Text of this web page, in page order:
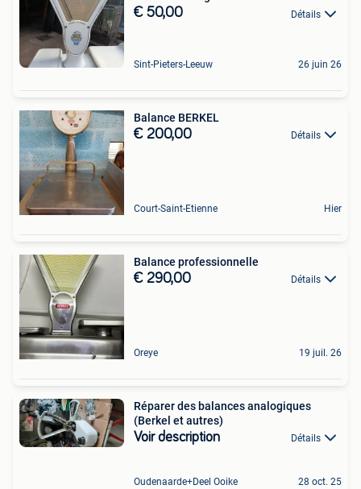
€ 50,00 Détails
Sint-Pieters-Leeuw 26 juin 26
Balance BERKEL
€ 200,00 Détails
Court-Saint-Etienne Hier
Balance professionnelle
€ 290,00 Détails
Oreye 19 juil. 26
Réparer des balances analogiques
(Berkel et autres)
Voir description Détails
Oudenaarde+Deel Ooike 28 oct. 25